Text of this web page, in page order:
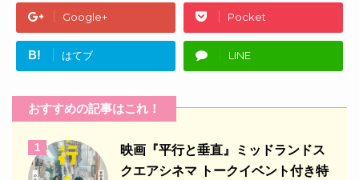
Google+ Pocket
B! はてブ LINE
おすすめの記事はこれ！
1
映画『平行と垂直』ミッドランドス
クエアシネマ トークイベント付き特